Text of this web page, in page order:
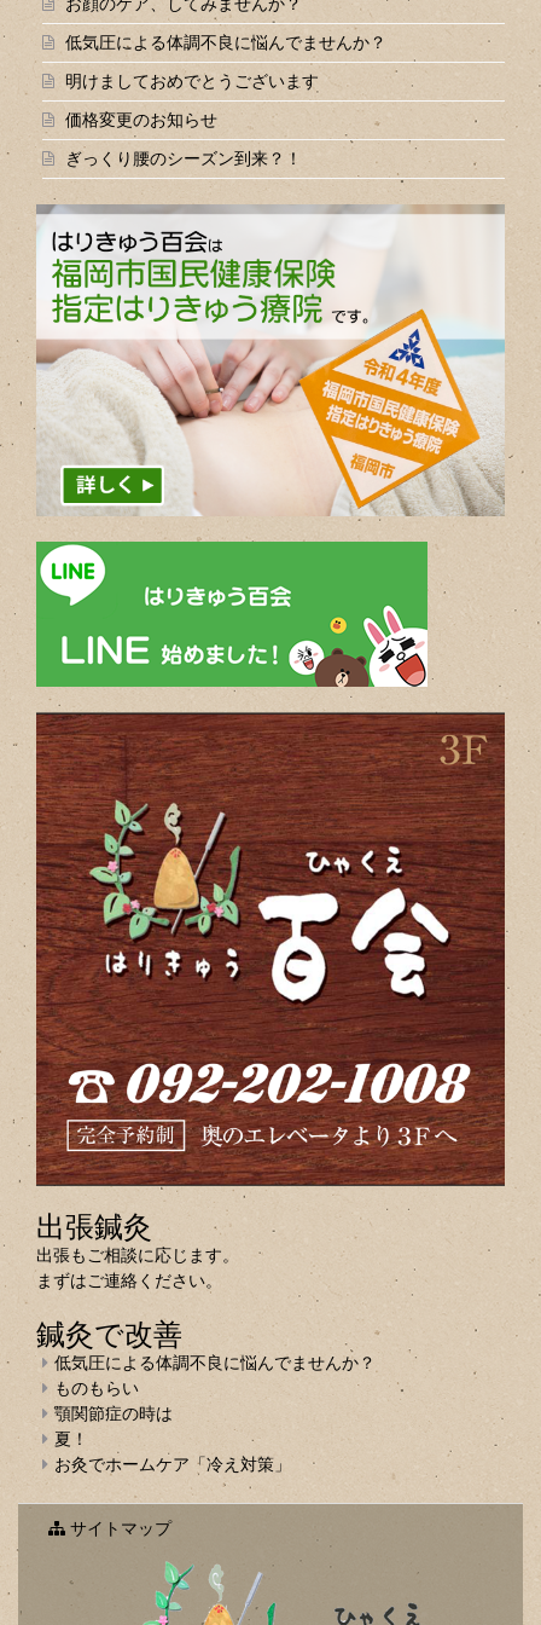
お顔のケア、してみませんか？
低気圧による体調不良に悩んでませんか？
明けましておめでとうございます
価格変更のお知らせ
ぎっくり腰のシーズン到来？！
出張鍼灸
出張もご相談に応じます。
まずはご連絡ください。
鍼灸で改善
低気圧による体調不良に悩んでませんか？
ものもらい
顎関節症の時は
夏！
お灸でホームケア「冷え対策」
サイトマップ